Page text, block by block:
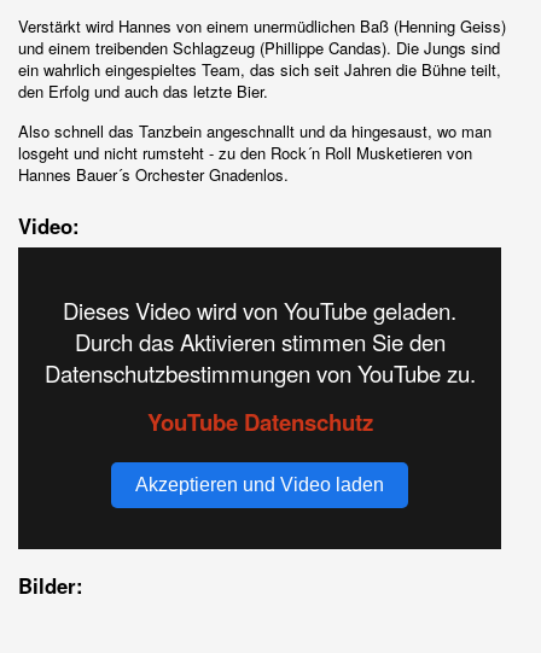
Verstärkt wird Hannes von einem unermüdlichen Baß (Henning Geiss)
und einem treibenden Schlagzeug (Phillippe Candas). Die Jungs sind
ein wahrlich eingespieltes Team, das sich seit Jahren die Bühne teilt,
den Erfolg und auch das letzte Bier.
Also schnell das Tanzbein angeschnallt und da hingesaust, wo man
losgeht und nicht rumsteht - zu den Rock´n Roll Musketieren von
Hannes Bauer´s Orchester Gnadenlos.
Video:
Dieses Video wird von YouTube geladen.
Durch das Aktivieren stimmen Sie den
Datenschutzbestimmungen von YouTube zu.
YouTube Datenschutz
Akzeptieren und Video laden
Bilder: